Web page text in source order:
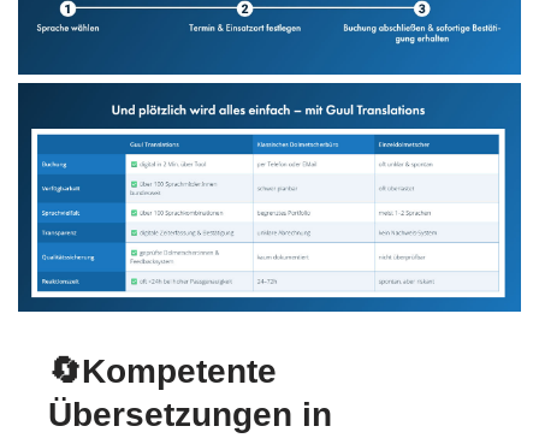
🔄Kompetente
Übersetzungen in